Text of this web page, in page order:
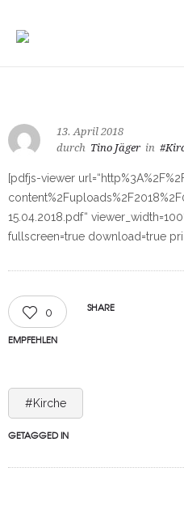
13. April 2018
durch Tino Jäger in
[pdfjs-viewer
15.04.2018.pdf“
fullscreen=true download=true
0
EMPFEHLEN
SHARE
#Kirche
GETAGGED IN